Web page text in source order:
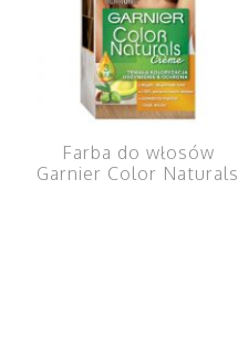
Farba do włosów
Garnier Color Naturals